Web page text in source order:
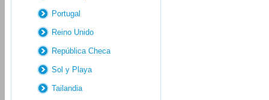
Portugal
Reino Unido
República Checa
Sol y Playa
Tailandia